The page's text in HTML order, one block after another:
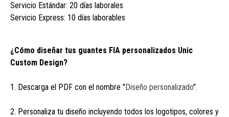
Servicio Estándar: 20 días laborales
Servicio Express: 10 días laborables
¿Cómo diseñar tus guantes FIA personalizados Unic
Custom Design?
1. Descarga el PDF con el nombre "Diseño personalizado".
2. Personaliza tu diseño incluyendo todos los logotipos, colores y